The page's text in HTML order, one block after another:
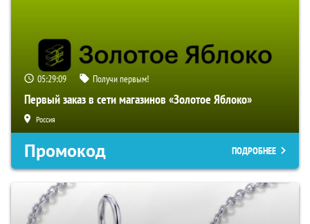
05:29:08 Получи первым!
Первый заказ в сети магазинов «Золотое Яблоко»
Россия
Промокод ПОДРОБНЕЕ